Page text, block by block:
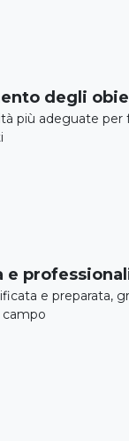
degli
più adeguate per
e
e preparata,
campo